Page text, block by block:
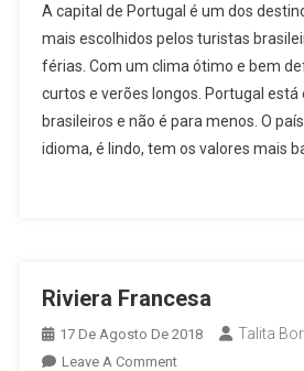
Em
Alta
A capital de Portugal é um dos
mais escolhidos pelos turistas
férias. Com um clima ótimo e bem
curtos e verões longos. Portugal está
brasileiros e não é para menos. O
idioma, é lindo, tem os valores mais
Riviera Francesa
17 De Agosto De 2018 Talita
Leave A CommentOn